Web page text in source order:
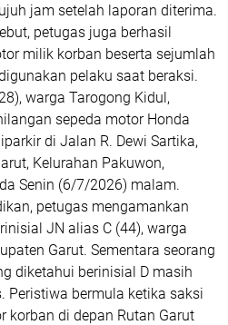
jam setelah laporan diterima.
petugas juga berhasil
milik korban beserta sejumlah
pelaku saat beraksi.
warga Tarogong Kidul,
sepeda motor Honda
di Jalan R. Dewi Sartika,
Kelurahan Pakuwon,
Senin (6/7/2026) malam.
petugas mengamankan
JN alias C (44), warga
Garut. Sementara seorang
diketahui berinisial D masih
Peristiwa bermula ketika saksi
korban di depan Rutan Garut